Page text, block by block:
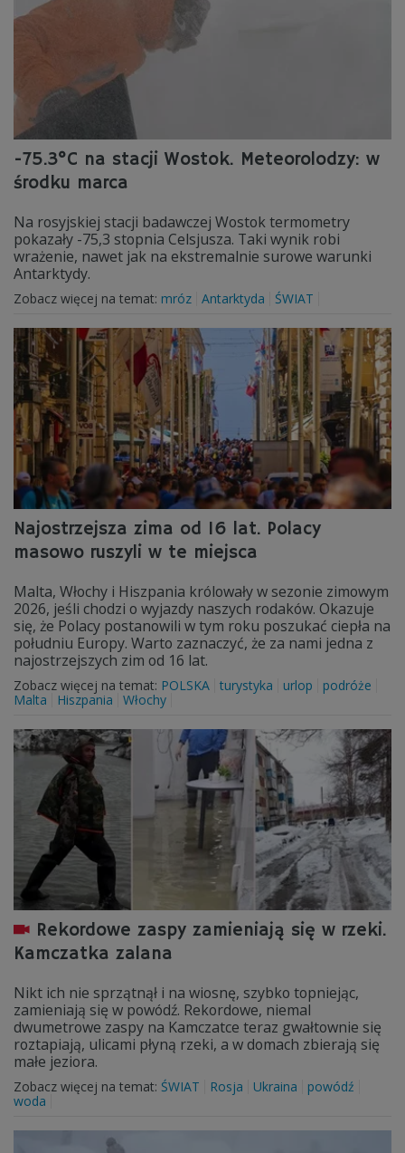
-75.3°C na stacji Wostok. Meteorolodzy: w
środku marca
Na rosyjskiej stacji badawczej Wostok termometry
pokazały -75,3 stopnia Celsjusza. Taki wynik robi
wrażenie, nawet jak na ekstremalnie surowe warunki
Antarktydy.
Zobacz więcej na temat: mróz Antarktyda ŚWIAT
Najostrzejsza zima od 16 lat. Polacy
masowo ruszyli w te miejsca
Malta, Włochy i Hiszpania królowały w sezonie zimowym
2026, jeśli chodzi o wyjazdy naszych rodaków. Okazuje
się, że Polacy postanowili w tym roku poszukać ciepła na
południu Europy. Warto zaznaczyć, że za nami jedna z
najostrzejszych zim od 16 lat.
Zobacz więcej na temat: POLSKA turystyka urlop
podróże
Malta
Hiszpania Włochy
Rekordowe zaspy zamieniają się w rzeki.
Kamczatka zalana
Nikt ich nie sprzątnął i na wiosnę, szybko topniejąc,
zamieniają się w powódź. Rekordowe, niemal
dwumetrowe zaspy na Kamczatce teraz gwałtownie się
roztapiają, ulicami płyną rzeki, a w domach zbierają się
małe jeziora.
Zobacz więcej na temat: ŚWIAT Rosja Ukraina
powódź
woda